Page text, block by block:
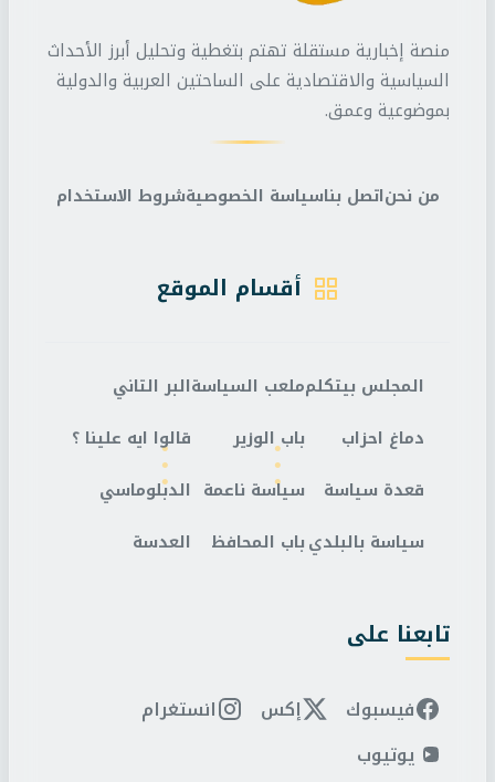
منصة إخبارية مستقلة تهتم بتغطية وتحليل أبرز الأحداث
السياسية والاقتصادية على الساحتين العربية والدولية
بموضوعية وعمق.
من نحناتصل بناسياسة الخصوصيةشروط الاستخدام
أقسام الموقع
المجلس بيتكلم
دماغ احزاب
قعدة سياسة
سياسة بالبلدي
ملعب السياسة
باب الوزير
سياسة ناعمة
باب المحافظ
البر التاني
قالوا ايه علينا ؟
الدبلوماسي
العدسة
تابعنا على
فيسبوك إكس
انستغرام
يوتيوب